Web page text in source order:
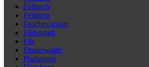
Fellbach
Felsberg
Feuchtwangen
Filderstadt
Fils
Finsterwalde
Fladungen